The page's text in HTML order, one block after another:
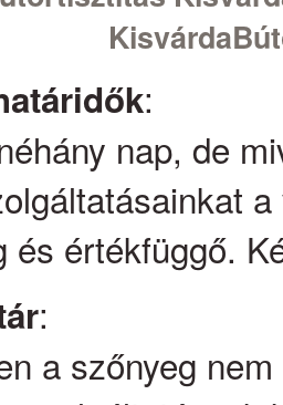
:
nap, de
és értékfüggő.
:
a szőnyeg